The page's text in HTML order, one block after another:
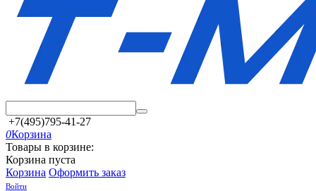
+7(495)795-41-27
0Корзина
Товары в корзине:
Корзина пуста
Корзина Оформить заказ
Войти